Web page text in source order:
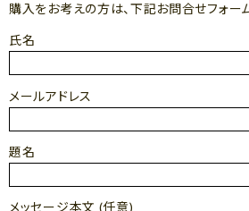
購入をお考えの方は、下記お問合せフォー
氏名
メールアドレス
題名
メッセージ本文 (任意)